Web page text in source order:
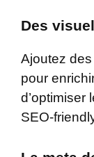
Des
Ajoutez
pour
d’optimiser
SEO-